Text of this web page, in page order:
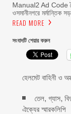
Manual2 Ad Code
ওসমানীনগরে মর্মান্তিক
READ MORE
সংবাদটি শেয়ার করুন
হেলমেট বাহিনী ও
তেল, গ্যাস,
ঐক্যের স্মারকলিপি